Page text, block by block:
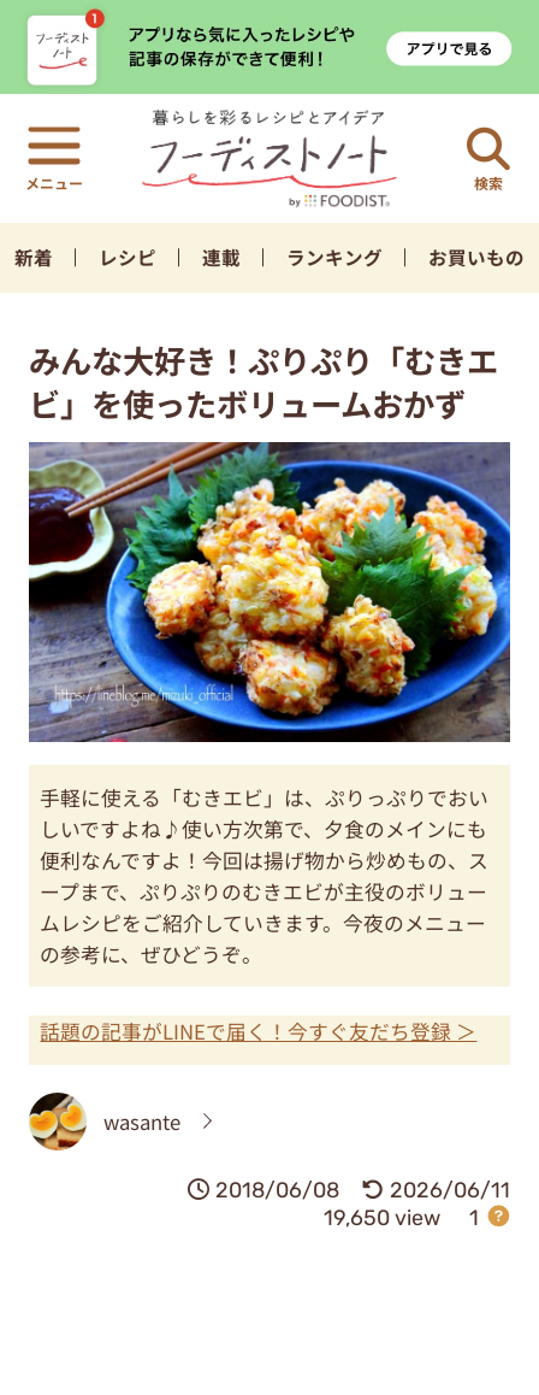
検索
新着 レシピ 連載 ランキング お買いもの
みんな大好き！ぷりぷり「むきエ
ビ」を使ったボリュームおかず
手軽に使える「むきエビ」は、ぷりっぷりでおい
しいですよね♪使い方次第で、夕食のメインにも
便利なんですよ！今回は揚げ物から炒めもの、ス
ープまで、ぷりぷりのむきエビが主役のボリュー
ムレシピをご紹介していきます。今夜のメニュー
の参考に、ぜひどうぞ。
話題の記事がLINEで届く！今すぐ友だち登録 ＞
wasante
2018/06/08
2026/06/11
19,650 view
1